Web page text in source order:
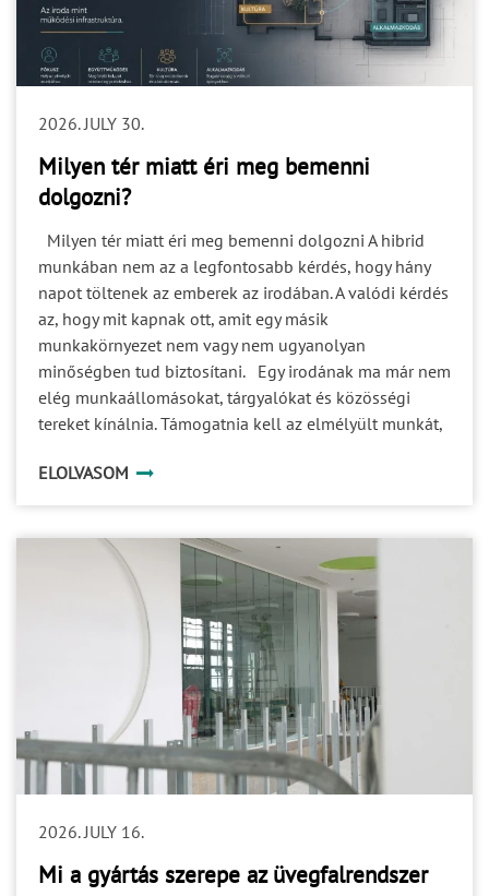
2026. JULY 30.
Milyen tér miatt éri meg bemenni
dolgozni?
Milyen tér miatt éri meg bemenni dolgozni A hibrid munkában nem az a legfontosabb kérdés, hogy hány napot töltenek az emberek az irodában. A valódi kérdés az, hogy mit kapnak ott, amit egy másik munkakörnyezet nem vagy nem ugyanolyan minőségben tud biztosítani. Egy irodának ma már nem elég munkaállomásokat, tárgyalókat és közösségi tereket kínálnia. Támogatnia kell az elmélyült munkát, az együttműködést, a bizalmas kommunikációt, a tudásátadást és a szervezet változását is. A jó iroda ezért nem egyszerűen egy hely, ahová be lehet menni dolgozni. A szervezeti működés fizikai infrastruktúrája. Az iroda értékét nem a jelenléti napok száma mutatja A jelenléti szabályzat meghatározhatja, mikor kell bent lenni. Arra azonban nem ad választ, hogy miért érdemes bent lenni. Ha az iroda ugyanazt kínálja, mint az otthoni munkakörnyezet — egy asztalt, egy széket és egy online meetingekkel terhelt napot —, akkor nehéz valódi többletértéket kapcsolni hozzá. Különösen akkor, ha az utazás után a munkatársak ugyanúgy fejhallgatóban ülnek, mint otthon. A kihasználtság ráadásul nem azonos a jól működő térrel. Egy iroda lehet tele úgy is, hogy közben: nehéz benne koncentrálni; nincs szabad hely egy rövid egyeztetéshez; a tárgyalók nem támogatják megfelelően a hibrid meetingeket; a bizalmas beszélgetések kihallatszanak; a munkatársak folyamatosan ideiglenes megoldásokkal próbálnak alkalmazkodni. A Gensler Research Institute 2026-os globális felmérésében a válaszadók kétharmada jelezte, hogy valamilyen saját megoldással próbálja kompenzálni a munkakörnyezete hiányosságait. A zaj és a megfelelő meetingterek elérhetősége továbbra is a megoldatlan problémák között szerepelt. A kutatás 16 459, időnként irodában dolgozó munkavállaló válaszaira épült 16 országból. A kérdés tehát nem pusztán az, hogy hány ember van bent. Hanem az, hogy a rendelkezésükre álló tér mennyire támogatja azt a munkát, amelyet el szeretnének végezni. Négy működési feladat, amelyet a térnek támogatnia kell 1. Fókusz: legyen hely az elmélyült munkához A modern iroda gyakran az együttműködésre helyezi a hangsúlyt. Ez indokolt, hiszen a személyes találkozás egyik legfontosabb értéke éppen a gyorsabb egyeztetés, a közös gondolkodás és a tudás informális áramlása. Az együttműködés azonban nem szünteti meg az egyéni munka szükségességét. Egy elemzés, ajánlat, műszaki dokumentáció vagy vezetői döntés előkészítése hosszabb, megszakításoktól mentes figyelmet igényelhet. Ha ezek a feladatok ugyanabban az akusztikai környezetben zajlanak, ahol telefonhívások, spontán beszélgetések és online meetingek követik egymást, a probléma nem feltétlenül az iroda nyitottsága. Inkább az, hogy eltérő munkamódok kerültek ugyanabba a térhelyzetbe. Képzeljünk el egy munkatársat, akinek másfél órán keresztül egy összetett pénzügyi vagy műszaki anyagon kell dolgoznia. Közvetlenül mellette két kolléga online tárgyalást tart, a mögötte lévő asztalnál pedig egy projektcsapat egyeztet. Ilyen környezetben a fejhallgató egyéni védekezés lehet, de nem helyettesíti a tudatos térszervezést. A releváns kutatások az érthető emberi beszédet az egyik legzavaróbb irodai zajforrásként azonosítják. A nyitott terekben végzett vizsgálatok rendszeresen összekapcsolják a beszédzajt a nagyobb zavaró hatással, a koncentrációs nehézségekkel és a privát szféra csökkenésével. A fókusz támogatása ezért nem egyetlen csendes szoba kijelölésével oldható meg. Vizsgálni kell: a beszédzaj terjedését; a közlekedési útvonalakat; a vizuális zavaró ingereket; a rövid és hosszabb koncentrációt igénylő feladatokat; valamint azt, hogy a munkatársak mennyire könnyen találnak megfelelő helyet az adott feladathoz. Nem az a cél, hogy az iroda minden pontja csendes legyen. Az a cél, hogy legyen valódi választási lehetőség. 2. Együttműködés: ne csak tárgyaló legyen, hanem megfelelő hely Az „együttműködés” sokféle tevékenységet jelent. Más környezetre van szükség egy gyors, kétfős egyeztetéshez, egy hatfős projektmeetinghez, egy kreatív workshophoz vagy egy olyan vezetői megbeszéléshez, amelyen többen online vesznek részt. A hagyományos tárgyalóközpontú iroda gyakran azért válik túlterheltté, mert minden beszélgetést ugyanabba a tértípusba terel. Egy húszperces egyeztetés ugyanazért a helyiségért versenyez, mint egy kétórás workshop vagy egy bizalmas HR-beszélgetés. A jól kialakított munkakörnyezet nem feltétlenül több tárgyalót jelent. Inkább pontosabban differenciált helyzeteket: rövid egyeztetésre használható félprivát pontokat; kisebb csapatmunkára alkalmas tereket; megfelelő technológiával és akusztikával kialakított hibrid meetinghelyiségeket; nagyobb közös gondolkodást támogató workshoptereket; valamint olyan átmeneti zónákat, ahol egy spontán beszélgetés nem zavarja meg a környezetét. Egy hibrid meeting esetében például önmagában a képernyő nem elegendő. Fontos, hogy a távoli résztvevők hallják és lássák a jelenlévőket, követni tudják, ki beszél, és ne váljanak másodlagos szereplővé. Ehhez a technológiát, a világítást, az elrendezést és az akusztikai környezetet együtt kell kezelni. A jó együttműködési tér nem csupán összehozza az embereket. Segíti, hogy értsék egymást, majd a megbeszélés után vissza tudjanak térni az egyéni munkához. 3. Bizalom és kultúra: legyen tere a személyes kapcsolatnak A szervezeti kultúrát nem a falra helyezett értékek és nem önmagában az enteriőr stílusa teremti meg. A kultúra a mindennapi helyzetekben válik érzékelhetővé: amikor egy új kolléga figyelheti, hogyan dolgozik a csapat; amikor egy tapasztalt munkatárs informálisan átadja a tudását; amikor egy vezetőnek lehetősége van nyugodtan visszajelzést adni; vagy amikor egy nehéz kérdést biztonságos környezetben lehet megbeszélni. Ehhez az irodának többféle kapcsolódási szintet kell támogatnia: nyitott közösségi találkozást; kisebb, félprivát beszélgetést; csapaton belüli közös munkát; mentorálást és tanulást; valamint valóban bizalmas helyzeteket. Egy vizuálisan zárt helyiség azonban még nem feltétlenül alkalmas érzékeny beszélgetésre. A privát környezetet nem kizárólag az üveg vagy a fal névleges teljesítménye határozza meg. Az ajtó, a csatlakozások, az álmennyezet, a padló, a szomszédos terek és a teljes szerkezeti kialakítás együtt befolyásolja az eredményt. Ezért a bizalom térbeli feltételeit nem lehet pusztán esztétikai döntésként kezelni. A Gensler 2025-ös globális kutatása öt munkamódot különített el: egyéni munkát, személyes és virtuális együttműködést, tanulást, valamint társas kapcsolódást. A vizsgálat szerint a személyes közös munka és a társas kapcsolódás továbbra is érdemi része az irodai munkának, ezért a teret sem érdemes kizárólag munkaállomások és formális meetingek rendszerére szűkíteni. 4. Alkalmazkodás: a tér ne csak a jelenlegi szervezethez illeszkedjen Egy iroda több évre készül. A szervezet közben változik. Növekedhet vagy csökkenhet egy csapat létszáma. Új technológia jelenhet meg. Átalakulhat a jelenléti rend. Más arányban lehet szükség egyéni munkára és együttműködésre. Egy új projekt időszakosan több közös teret igényelhet, majd néhány hónap után ismét más felállás válhat indokolttá. Ha a tér kizárólag a jelenlegi szervezeti állapotot képezi le, könnyen előfordulhat, hogy néhány év múlva már nem támogatja megfelelően a működést. Az adaptálható iroda nem azt jelenti, hogy mindent naponta mozgatni kell. Azt jelenti, hogy a változás lehetősége már a hibrid iroda kialakítása során megjelenik. Ide tartozhat: az eltérő funkciókra használható tér; az áthelyezhető vagy módosítható térelválasztás; a rugalmas bútorozás; a technológiai infrastruktúra bővíthetősége; a gépészeti és elektromos rendszerek összehangolása; valamint a későbbi átalakítás műszaki és költségkövetkezményeinek mérlegelése. A 2026-os Gensler-kutatás az eredményes tanulási környezethez kapcsolódó tényezők között említi a kezelhető zajszintet, a rugalmasan rendezhető tárgyalóberendezést, a korszerű technológiát, továbbá a fókuszra és feltöltődésre alkalmas terek elérhetőségét. Ez is arra utal, hogy a munkahely teljesítménye nem egyetlen tértípuson, hanem több összehangolt feltételen múlik. Miért nem működik a „mindenre jó” iroda? Nincs olyan univerzális irodatípus, amely minden szervezetnek és minden munkafolyamatnak egyformán megfelel. A teljesen nyitott tér nem szükségszerűen rossz. A cellás rendszer sem automatikusan jó. A probléma akkor kezdődik, amikor egyetlen kialakítástól várjuk, hogy egyszerre támogassa az egymással ütköző igényeket. Tipikus konfliktus például, amikor: az online hívások és a koncentrációt igénylő munka ugyanabban a zónában zajlik; a spontán meetinghely közvetlenül a csendes terület mellett található; a nagy tárgyalókat rendszeresen egy-két ember használja; a bizalmasnak szánt helyiség csak vizuálisan zárt; a közösségi tér akusztikai hatása átterjed a munkaterületre; a fix kialakítás nem követi a csapatok változó méretét. Ezeket a feszültségeket nem lehet egyetlen termékkel megszüntetni. A térhasználatot, a funkciókat, az akusztikát, a technológiát és a térelválasztást rendszerként kell vizsgálni. A jó iroda nem mindenhol mindent kínál. Egyértelmű választási lehetőséget ad az adott feladathoz. Hogyan állapítható meg, hogy valóban működik-e az iroda? Az iroda minőségét nem kizárólag a fotók, a négyzetméter-hatékonyság vagy az átlagos kihasználtság mutatja meg. Érdemes megvizsgálni, hogyan működik a tér a mindennapokban. 1. Milyen munkamódok jellemzik a szervezetet? Mennyi időt igényel az egyéni koncentráció, a személyes együttműködés, az online egyeztetés, a tanulás vagy az informális kapcsolódás? Más térarányokra van szüksége egy fejlesztőcsapatnak, mint egy értékesítési, ügyfélszolgálati vagy vezetői szervezetnek. 2. Mely terek túlterheltek, és melyek maradnak üresen? A folyamatosan fog
ELOLVASOM
2026. JULY 16.
Mi a gyártás szerepe az üvegfalrendszer